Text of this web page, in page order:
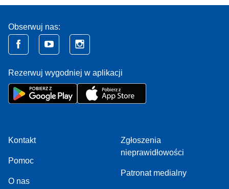
Obserwuj nas:
Rezerwuj wygodniej w aplikacji
Kontakt
Pomoc
O nas
Zgłoszenia
nieprawidłowości
Patronat medialny